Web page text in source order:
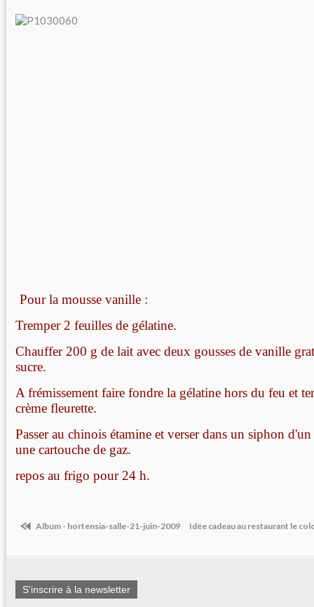
Pour la mousse vanille :
Tremper 2 feuilles de gélatine.
Chauffer 200 g de lait avec deux gousses de vanille
sucre.
A frémissement faire fondre la gélatine hors du feu et
crème fleurette.
Passer au chinois étamine et verser dans un siphon
une cartouche de gaz.
repos au frigo pour 24 h.
Album - hortensia-salle-21-juin-2009 Idée cadeau au restaurant le
S'inscrire à la newsletter